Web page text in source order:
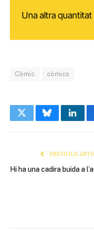
Una altra quantitat
Còmic còmics
TwitterBluesky
PREVIOUS
Hi ha una cadira buida a